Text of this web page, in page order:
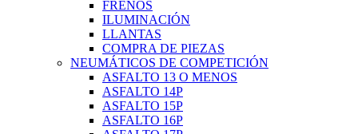
FRENOS
ILUMINACIÓN
LLANTAS
COMPRA DE PIEZAS
NEUMÁTICOS DE COMPETICIÓN
ASFALTO 13 O MENOS
ASFALTO 14P
ASFALTO 15P
ASFALTO 16P